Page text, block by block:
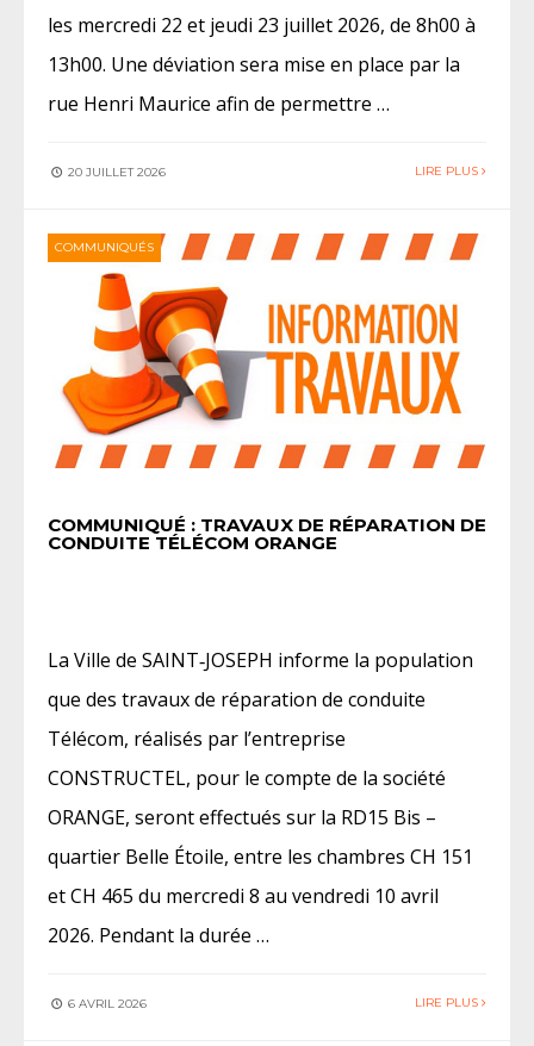
les mercredi 22 et jeudi 23 juillet 2026, de 8h00 à
13h00. Une déviation sera mise en place par la
rue Henri Maurice afin de permettre …
20 JUILLET 2026 LIRE PLUS
COMMUNIQUÉS
COMMUNIQUÉ : TRAVAUX DE RÉPARATION DE
CONDUITE TÉLÉCOM ORANGE
La Ville de SAINT‑JOSEPH informe la population
que des travaux de réparation de conduite
Télécom, réalisés par l’entreprise
CONSTRUCTEL, pour le compte de la société
ORANGE, seront effectués sur la RD15 Bis –
quartier Belle Étoile, entre les chambres CH 151
et CH 465 du mercredi 8 au vendredi 10 avril
2026. Pendant la durée …
6 AVRIL 2026 LIRE PLUS